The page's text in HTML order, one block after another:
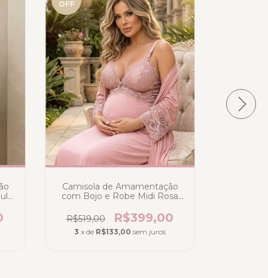
OFF
Camisola de Amamentação
com Bojo e Robe Midi Rosa
Collecttion
R$519,00 R$399,00
3 x de R$133,00 sem juros